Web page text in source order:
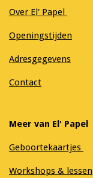
Over El' Papel
Openingstijden
Adresgegevens
Contact
Meer van El' Papel
Geboortekaartjes
Workshops & lessen